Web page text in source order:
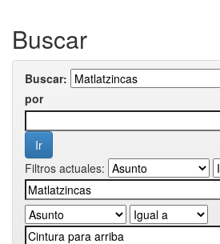
Buscar
Buscar:
por
Filtros actuales: